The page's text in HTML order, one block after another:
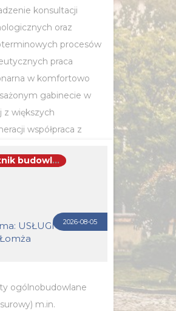
konsultacji
oraz
procesów
praca
w komfortowo
gabinecie w
z większych
współpraca z
wspólnej platformy...
Robotnik budowlany (k/m)
Firma: USŁUGI BUDOWLANE KAMIL SIENICKI
Łomża
2026-08-05
ogólnobudowlane
m.in.